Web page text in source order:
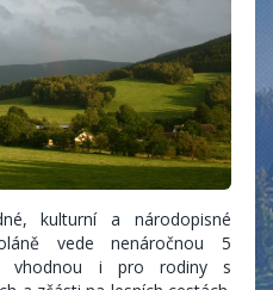
kulturní a národopisné
vede nenáročnou 5
vhodnou i pro rodiny s